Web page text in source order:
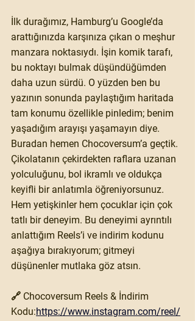
İlk durağımız, Hamburg’u Google’da
arattığınızda karşınıza çıkan o meşhur
manzara noktasıydı. İşin komik tarafı,
bu noktayı bulmak düşündüğümden
daha uzun sürdü. O yüzden ben bu
yazının sonunda paylaştığım haritada
tam konumu özellikle pinledim; benim
yaşadığım arayışı yaşamayın diye.
Buradan hemen Chocoversum’a geçtik.
Çikolatanın çekirdekten raflara uzanan
yolculuğunu, bol ikramlı ve oldukça
keyifli bir anlatımla öğreniyorsunuz.
Hem yetişkinler hem çocuklar için çok
tatlı bir deneyim. Bu deneyimi ayrıntılı
anlattığım Reels’i ve indirim kodunu
aşağıya bırakıyorum; gitmeyi
düşünenler mutlaka göz atsın.
🔗 Chocoversum Reels & İndirim
Kodu:https://www.instagram.com/reel/